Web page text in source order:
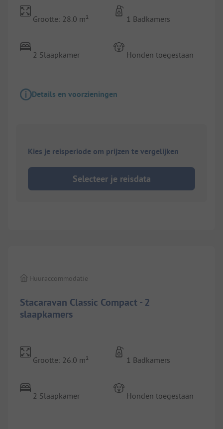
Grootte: 28.0 m²
2 Slaapkamer
1 Badkamers
Honden toegestaan
Details en voorzieningen
Kies je reisperiode om prijzen te vergelijken
Selecteer je reisdata
Stacaravan Classic Compact - 2
slaapkamers
Huuraccommodatie
Grootte: 26.0 m²
2 Slaapkamer
1 Badkamers
Honden toegestaan